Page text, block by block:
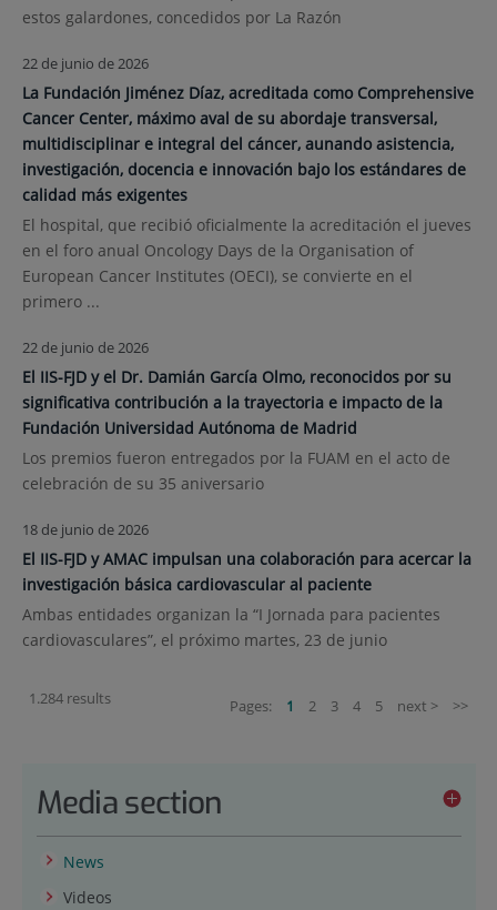
estos galardones, concedidos por La Razón
22 de junio de 2026
La Fundación Jiménez Díaz, acreditada como Comprehensive
Cancer Center, máximo aval de su abordaje transversal,
multidisciplinar e integral del cáncer, aunando asistencia,
investigación, docencia e innovación bajo los estándares de
calidad más exigentes
El hospital, que recibió oficialmente la acreditación el jueves
en el foro anual Oncology Days de la Organisation of
European Cancer Institutes (OECI), se convierte en el
primero ...
22 de junio de 2026
El IIS-FJD y el Dr. Damián García Olmo, reconocidos por su
significativa contribución a la trayectoria e impacto de la
Fundación Universidad Autónoma de Madrid
Los premios fueron entregados por la FUAM en el acto de
celebración de su 35 aniversario
18 de junio de 2026
El IIS-FJD y AMAC impulsan una colaboración para acercar la
investigación básica cardiovascular al paciente
Ambas entidades organizan la “I Jornada para pacientes
cardiovasculares”, el próximo martes, 23 de junio
1.284 results Pages: 1 2 3 4 5 next > >>
Media section
News
Videos